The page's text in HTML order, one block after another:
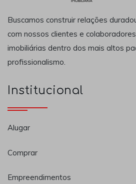
Buscamos construir relações
com nossos clientes e
imobiliárias dentro dos mais altos
profissionalismo.
Institucional
Alugar
Comprar
Empreendimentos